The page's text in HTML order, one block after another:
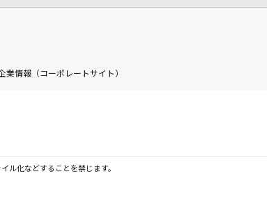
業情報（コーポレートサイト）
ル化などすることを禁じます。